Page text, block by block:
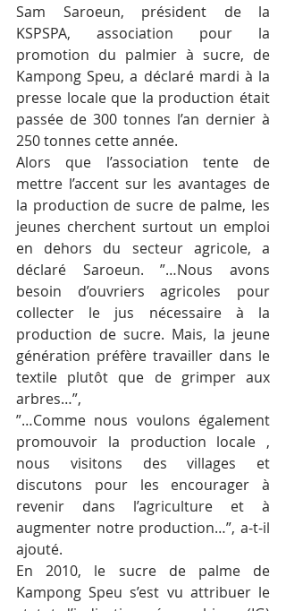
Sam Saroeun, président de la
KSPSPA, association pour la
promotion du palmier à sucre, de
Kampong Speu, a déclaré mardi à la
presse locale que la production était
passée de 300 tonnes l’an dernier à
250 tonnes cette année.
Alors que l’association tente de
mettre l’accent sur les avantages de
la production de sucre de palme, les
jeunes cherchent surtout un emploi
en dehors du secteur agricole, a
déclaré Saroeun. ”…Nous avons
besoin d’ouvriers agricoles pour
collecter le jus nécessaire à la
production de sucre. Mais, la jeune
génération préfère travailler dans le
textile plutôt que de grimper aux
arbres…”,
”…Comme nous voulons également
promouvoir la production locale ,
nous visitons des villages et
discutons pour les encourager à
revenir dans l’agriculture et à
augmenter notre production…”, a-t-il
ajouté.
En 2010, le sucre de palme de
Kampong Speu s’est vu attribuer le